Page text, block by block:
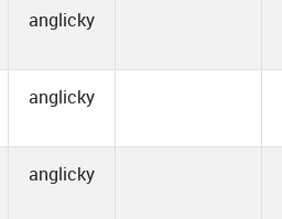
anglicky
anglicky
anglicky